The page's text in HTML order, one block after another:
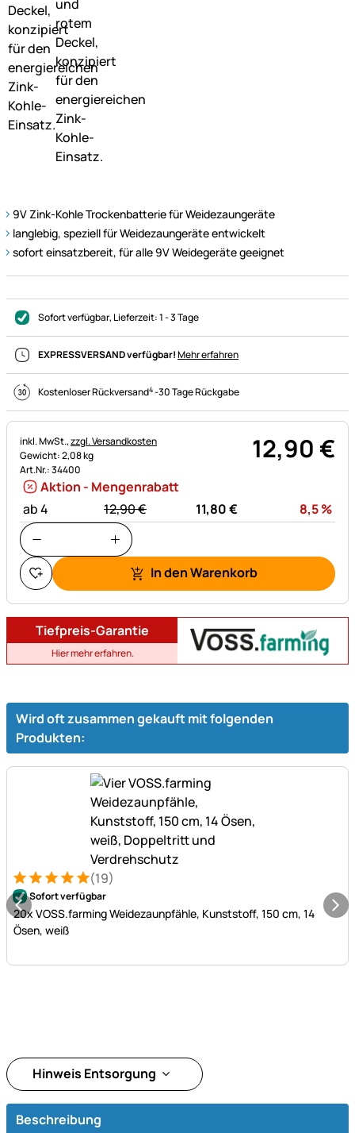
9V Zink-Kohle Trockenbatterie für Weidezaungeräte
langlebig, speziell für Weidezaungeräte entwickelt
sofort einsatzbereit, für alle 9V Weidegeräte geeignet
Sofort verfügbar, Lieferzeit:1 - 3 Tage
EXPRESSVERSAND verfügbar!Mehr erfahren
Kostenloser Rückversand4-30 Tage Rückgabe
Steuerhinweis:
inkl. MwSt.,zzgl. Versandkosten
Gewicht: 2,08 kg
Art.Nr.: 34400
12,90€
Aktion - Mengenrabatt
ab 4
statt:
12,90€ 11,80€ 8,5%
In den Warenkorb
Tiefpreis-Garantie
Hier mehr erfahren.
Wird oft zusammen gekauft mit folgenden
Produkten:
Bewertung: 5 von 5 (19 Bewertungen)
19 Bewertungen
(19)
Sofort verfügbar
20x VOSS.farming Weidezaunpfähle, Kunststoff, 150 cm, 14
Ösen, weiß
Hinweis Entsorgung
Beschreibung